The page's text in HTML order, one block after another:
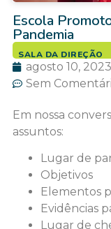
Escola
Pandemia
SALA DA DIREÇÃO
agosto 10, 2023
Sem
Em nossa
assuntos:
Lugar de
Objetivos
Elementos
Evidências
Lugar de